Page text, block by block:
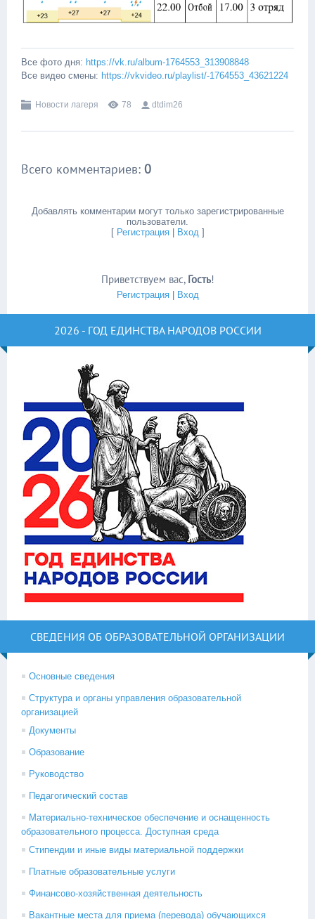
Все фото дня: https://vk.ru/album-1764553_313908848
Все видео смены: https://vkvideo.ru/playlist/-1764553_43621224
Новости лагеря 78 dtdim26
Всего комментариев: 0
Добавлять комментарии могут только зарегистрированные
пользователи.
[ Регистрация| Вход]
Приветствуем вас, Гость!
Регистрация| Вход
2026 - ГОД ЕДИНСТВА НАРОДОВ РОССИИ
СВЕДЕНИЯ ОБ ОБРАЗОВАТЕЛЬНОЙ ОРГАНИЗАЦИИ
Основные сведения
Структура и органы управления образовательной
организацией
Документы
Образование
Руководство
Педагогический состав
Материально-техническое обеспечение и оснащенность
образовательного процесса. Доступная среда
Стипендии и иные виды материальной поддержки
Платные образовательные услуги
Финансово-хозяйственная деятельность
Вакантные места для приема (перевода) обучающихся